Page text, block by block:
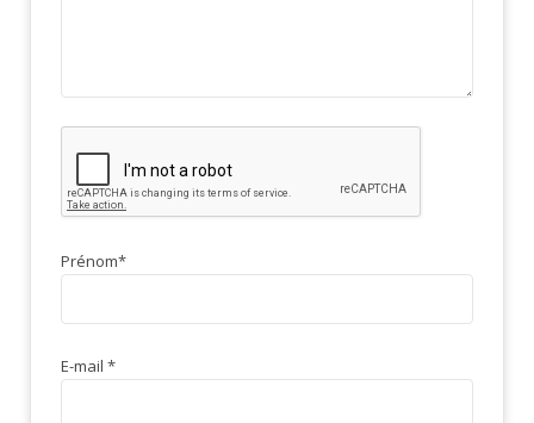
Prénom*
E-mail *